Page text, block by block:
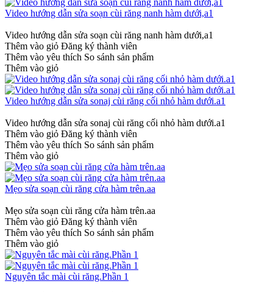
Video hướng dẫn sửa soạn cùi răng nanh hàm dưới,a1
Video hướng dẫn sửa soạn cùi răng nanh hàm dưới,a1
Thêm vào giỏ Đăng ký thành viên
Thêm vào yêu thích So sánh sản phẩm
Thêm vào giỏ
Video hướng dẫn sửa sonaj cùi răng cối nhỏ hàm dưới.a1
Video hướng dẫn sửa sonaj cùi răng cối nhỏ hàm dưới.a1
Thêm vào giỏ Đăng ký thành viên
Thêm vào yêu thích So sánh sản phẩm
Thêm vào giỏ
Mẹo sửa soạn cùi răng cửa hàm trên.aa
Mẹo sửa soạn cùi răng cửa hàm trên.aa
Thêm vào giỏ Đăng ký thành viên
Thêm vào yêu thích So sánh sản phẩm
Thêm vào giỏ
Nguyên tắc mài cùi răng.Phần 1